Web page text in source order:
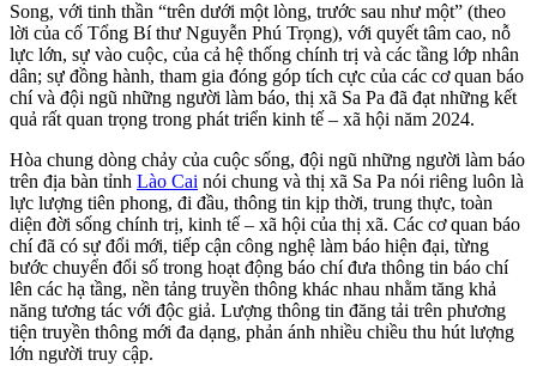
Song, với tinh thần “trên dưới một lòng, trước sau như một” (theo
lời của cố Tổng Bí thư Nguyễn Phú Trọng), với quyết tâm cao, nỗ
lực lớn, sự vào cuộc, của cả hệ thống chính trị và các tầng lớp nhân
dân; sự đồng hành, tham gia đóng góp tích cực của các cơ quan báo
chí và đội ngũ những người làm báo, thị xã Sa Pa đã đạt những kết
quả rất quan trọng trong phát triển kinh tế – xã hội năm 2024.
Hòa chung dòng chảy của cuộc sống, đội ngũ những người làm báo
trên địa bàn tỉnh Lào Cai nói chung và thị xã Sa Pa nói riêng luôn là
lực lượng tiên phong, đi đầu, thông tin kịp thời, trung thực, toàn
diện đời sống chính trị, kinh tế – xã hội của thị xã. Các cơ quan báo
chí đã có sự đổi mới, tiếp cận công nghệ làm báo hiện đại, từng
bước chuyển đổi số trong hoạt động báo chí đưa thông tin báo chí
lên các hạ tầng, nền tảng truyền thông khác nhau nhằm tăng khả
năng tương tác với độc giả. Lượng thông tin đăng tải trên phương
tiện truyền thông mới đa dạng, phản ánh nhiều chiều thu hút lượng
lớn người truy cập.